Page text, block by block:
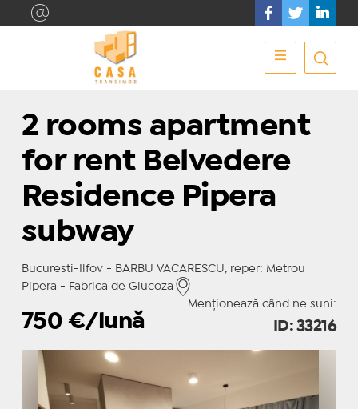
2 rooms apartment
for rent Belvedere
Residence Pipera
subway
Bucuresti-Ilfov - BARBU VACARESCU, reper: Metrou
Pipera - Fabrica de Glucoza
Menționează când ne suni:
750 €/lună ID: 33216